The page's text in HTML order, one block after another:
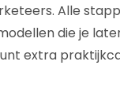
Alle
die je
extra